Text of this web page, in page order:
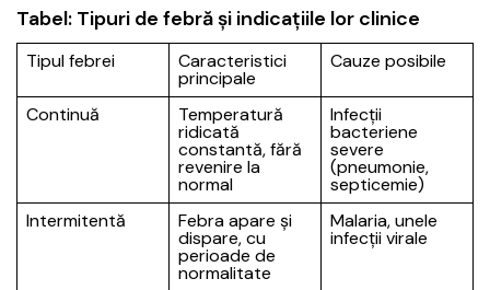
Tabel: Tipuri de febră și indicațiile lor clinice
Tipul febrei Caracteristici
principale
Cauze posibile
Continuă Temperatură
ridicată
constantă, fără
revenire la
normal
Infecții
bacteriene
severe
(pneumonie,
septicemie)
Intermitentă
Febra apare și
dispare, cu
perioade de
normalitate
Malaria, unele
infecții virale